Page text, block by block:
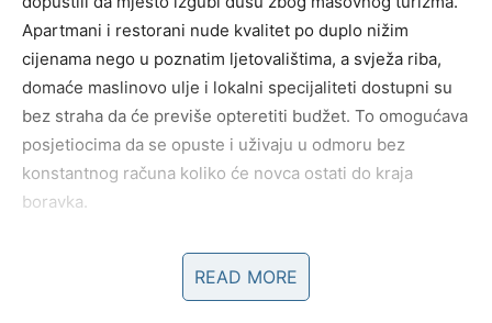
Apartmani i restorani nude kvalitet po duplo nižim
cijenama nego u poznatim ljetovalištima, a svježa riba,
domaće maslinovo ulje i lokalni specijaliteti dostupni su
bez straha da će previše opteretiti budžet. To omogućava
posjetiocima da se opuste i uživaju u odmoru bez
konstantnog računa koliko će novca ostati do kraja
boravka.
srdačni i gostoljubivi, često dočekuju
posjetioce kao da su dio porodice. Nije rijetkost da
READ MORE